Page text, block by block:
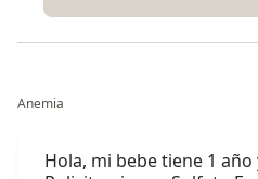
Anemia
Hola, mi bebe tiene 1